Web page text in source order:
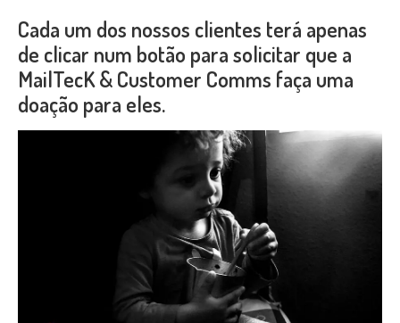
Cada um dos nossos clientes terá apenas
de clicar num botão para solicitar que a
MailTecK & Customer Comms faça uma
doação para eles.